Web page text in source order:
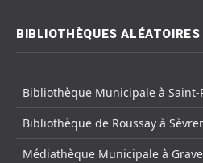
BIBLIOTHÈQUES ALÉATOIRES
Bibliothèque Municipale à Saint-
Bibliothèque de Roussay à
Médiathèque Municipale à